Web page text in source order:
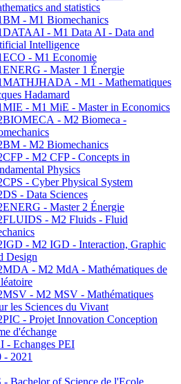
and statistics
- M1 Biomechanics
- M1 Data AI - Data and
Intelligence
- M1 Economie
- Master 1 Énergie
- M1 - Mathematiques
Hadamard
- M1 MiE - Master in Economics
- M2 Biomeca -
- M2 Biomechanics
- M2 CFP - Concepts in
Physics
- Cyber Physical System
- Data Sciences
- Master 2 Énergie
- M2 Fluids - Fluid
- M2 IGD - Interaction, Graphic
Design
- M2 MdA - Mathématiques de
- M2 MSV - Mathématiques
les Sciences du Vivant
- Projet Innovation Conception
d'échange
- Echanges PEI
- 2021
- Bachelor of Science de l'Ecole